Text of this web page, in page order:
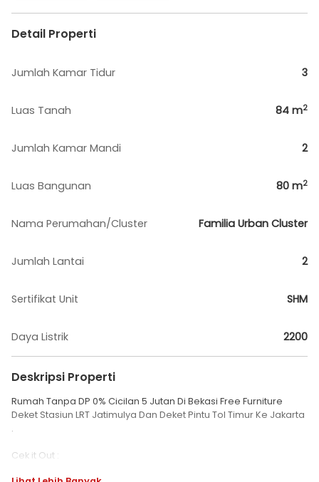
Detail Properti
Jumlah Kamar Tidur 3
Luas Tanah 84 m2
Jumlah Kamar Mandi 2
Luas Bangunan 80 m2
Nama Perumahan/Cluster Familia Urban Cluster
Jumlah Lantai 2
Sertifikat Unit SHM
Daya Listrik 2200
Deskripsi Properti
Rumah Tanpa DP 0% Cicilan 5 Jutan Di Bekasi Free Furniture
Deket Stasiun LRT Jatimulya Dan Deket Pintu Tol Timur Ke Jakarta
.
Cek it Out :